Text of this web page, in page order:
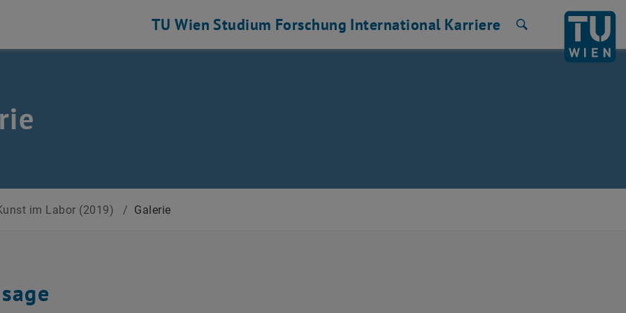
TU Wien Studium Forschung International Karriere
im Labor (2019) / Galerie